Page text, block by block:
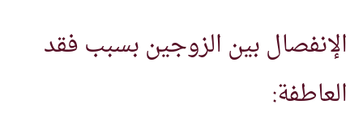
الإنفصال بين الزوجين بسبب فقد
العاطفة: